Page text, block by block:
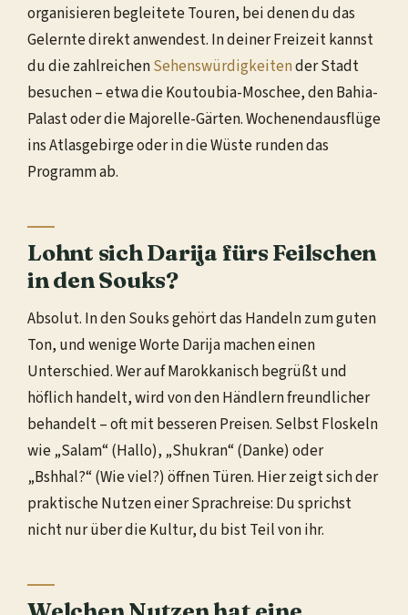
organisieren begleitete Touren, bei denen du das
Gelernte direkt anwendest. In deiner Freizeit kannst
du die zahlreichenSehenswürdigkeitender Stadt
besuchen – etwa die Koutoubia-Moschee, den Bahia-
Palast oder die Majorelle-Gärten. Wochenendausflüge
ins Atlasgebirge oder in die Wüste runden das
Programm ab.
Lohnt sich Darija fürs Feilschen
in den Souks?
Absolut. In den Souks gehört das Handeln zum guten
Ton, und wenige Worte Darija machen einen
Unterschied. Wer auf Marokkanisch begrüßt und
höflich handelt, wird von den Händlern freundlicher
behandelt – oft mit besseren Preisen. Selbst Floskeln
wie „Salam“ (Hallo), „Shukran“ (Danke) oder
„Bshhal?“ (Wie viel?) öffnen Türen. Hier zeigt sich der
praktische Nutzen einer Sprachreise: Du sprichst
nicht nur über die Kultur, du bist Teil von ihr.